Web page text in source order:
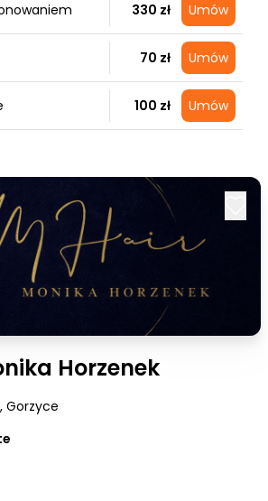
330 zł Umów
70 zł Umów
100 zł Umów
Horzenek
, Gorzyce